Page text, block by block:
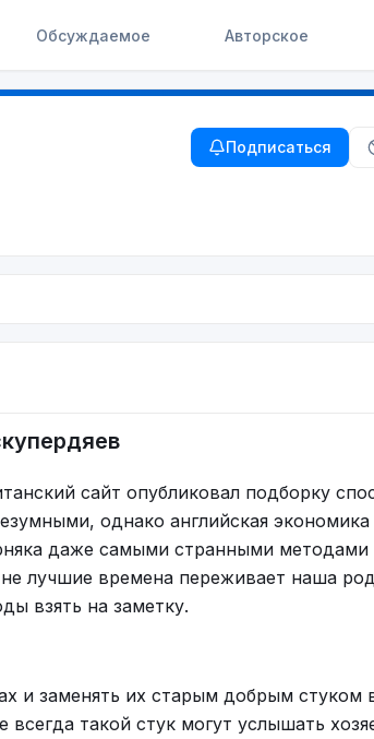
Обсуждаемое Авторское
Подписаться
сайт опубликовал подборку
однако английская экономика
даже самыми странными методами
лучшие времена переживает наша
взять на заметку.
и заменять их старым добрым стуком
такой стук могут услышать